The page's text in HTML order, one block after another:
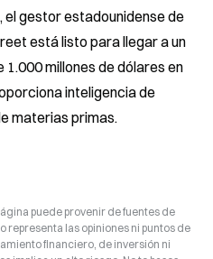
el gestor estadounidense de
está listo para llegar a un
millones de dólares en
inteligencia de
materias primas.
puede provenir de fuentes de
representa las opiniones ni puntos de
financiero, de inversión ni